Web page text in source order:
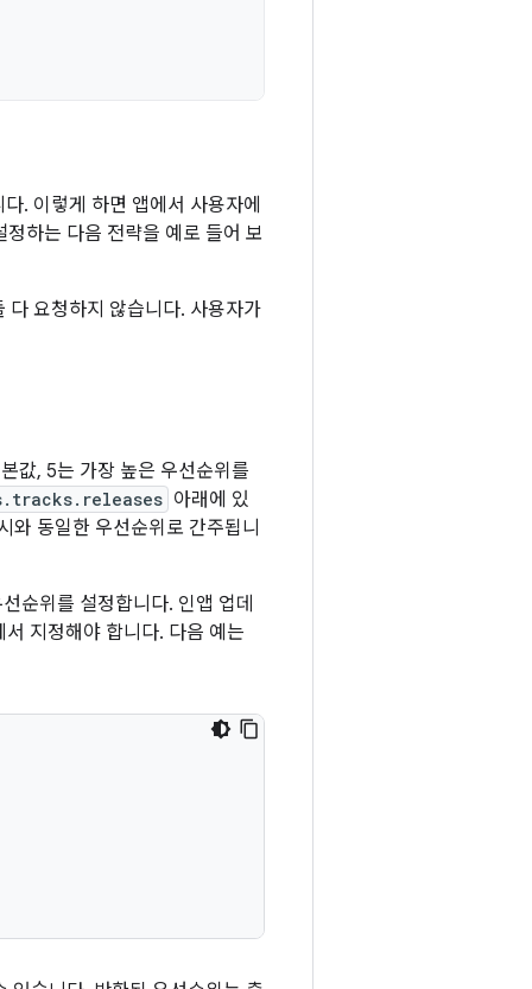
. 이렇게 하면 앱에서 사용자에
하는 다음 전략을 예로 들어 보
요청하지 않습니다. 사용자가
값, 5는 가장 높은 우선순위를
아래에 있
동일한 우선순위로 간주됩니
순위를 설정합니다. 인앱 업데
지정해야 합니다. 다음 예는